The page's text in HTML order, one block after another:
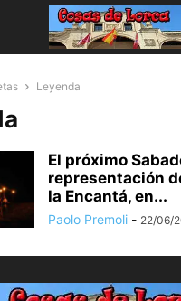
Leyenda
El próximo
representación
la Encantá, en...
Paolo Premoli - 22/06/